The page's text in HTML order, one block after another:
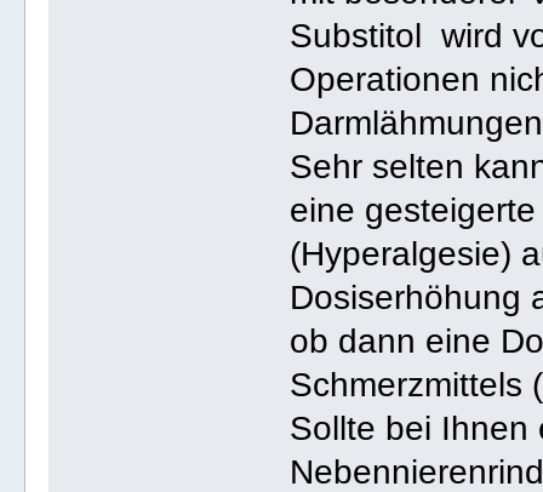
Substitol wird
Operationen
Sehr selten
eine
(Hyperalgesie)
Dosiserhöhung
ob dann eine
Schmerzmittels
Sollte bei Ihnen